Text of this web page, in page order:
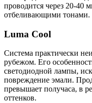
проводится через 20-40
отбеливающими тонами.
Luma Cool
Система практически
рубежом. Его
светодиодной лампы,
повреждение эмали.
превышает получаса, в
оттенков.